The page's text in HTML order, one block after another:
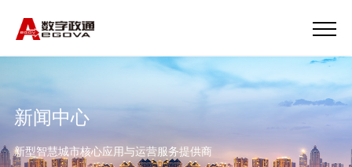
新闻中心
新型智慧城市核心应用与运营服务提供商